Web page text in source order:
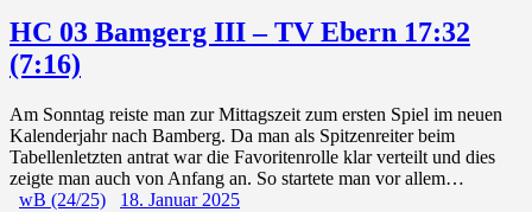
HC 03 Bamgerg III – TV Ebern 17:32
(7:16)
Am Sonntag reiste man zur Mittagszeit zum ersten Spiel im neuen
Kalenderjahr nach Bamberg. Da man als Spitzenreiter beim
Tabellenletzten antrat war die Favoritenrolle klar verteilt und dies
zeigte man auch von Anfang an. So startete man vor allem…
wB (24/25)
18. Januar 2025